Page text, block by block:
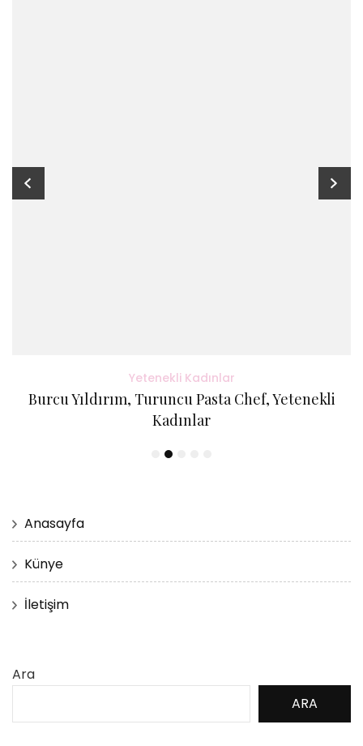
Yetenekli Kadınlar
Burcu Yıldırım, Turuncu Pasta Chef, Yetenekli
Kadınlar
Anasayfa
Künye
İletişim
Ara
ARA